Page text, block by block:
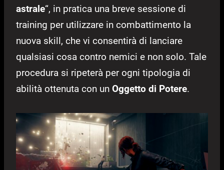
astrale“, in pratica una breve sessione di
training per utilizzare in combattimento la
nuova skill, che vi consentirà di lanciare
qualsiasi cosa contro nemici e non solo. Tale
procedura si ripeterà per ogni tipologia di
abilità ottenuta con un Oggetto di Potere.